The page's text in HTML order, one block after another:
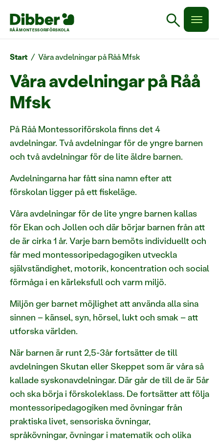
RÅÅ MONTESSORIFÖRSKOLA search
Start / Våra avdelningar på Råå Mfsk
Våra avdelningar på Råå
Mfsk
På Råå Montessoriförskola finns det 4
avdelningar. Två avdelningar för de yngre barnen
och två avdelningar för de lite äldre barnen.
Avdelningarna har fått sina namn efter att
förskolan ligger på ett fiskeläge.
Våra avdelningar för de lite yngre barnen kallas
för Ekan och Jollen och där börjar barnen från att
de är cirka 1 år. Varje barn bemöts individuellt och
får med montessoripedagogiken utveckla
självständighet, motorik, koncentration och social
förmåga i en kärleksfull och varm miljö.
Miljön ger barnet möjlighet att använda alla sina
sinnen – känsel, syn, hörsel, lukt och smak – att
utforska världen.
När barnen är runt 2,5-3år fortsätter de till
avdelningen Skutan eller Skeppet som är våra så
kallade syskonavdelningar. Där går de till de är 5år
och ska börja i förskoleklass. De fortsätter att följa
montessoripedagogiken med övningar från
praktiska livet, sensoriska övningar,
språkövningar, övningar i matematik och olika